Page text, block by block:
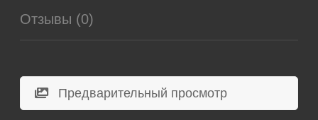
Отзывы (0)
Предварительный просмотр